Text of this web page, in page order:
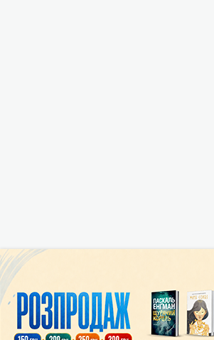
|
Інтернет-магазин «Видавництво Богдан»: